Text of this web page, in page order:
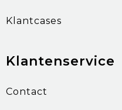
Klantcases
Klantenservice
Contact